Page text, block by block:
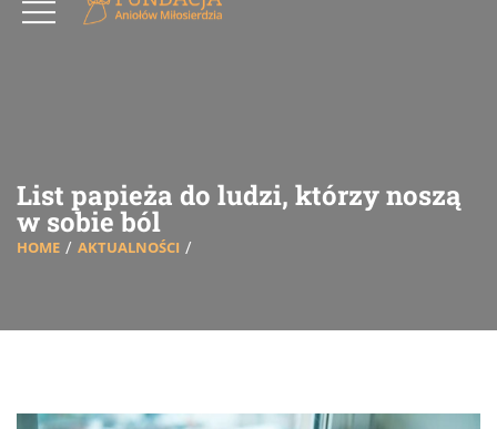
List papieża do ludzi, którzy noszą
w sobie ból
HOME AKTUALNOŚCI